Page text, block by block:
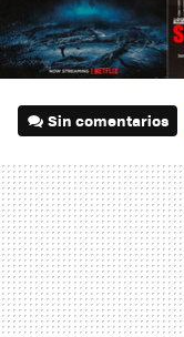
Sin comentarios